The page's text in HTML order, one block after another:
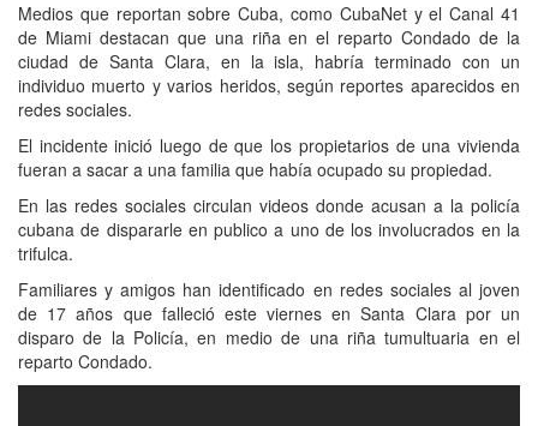
Medios que reportan sobre Cuba, como CubaNet y el Canal 41
de Miami destacan que una riña en el reparto Condado de la
ciudad de Santa Clara, en la isla, habría terminado con un
individuo muerto y varios heridos, según reportes aparecidos en
redes sociales.
El incidente inició luego de que los propietarios de una vivienda
fueran a sacar a una familia que había ocupado su propiedad.
En las redes sociales circulan videos donde acusan a la policía
cubana de dispararle en publico a uno de los involucrados en la
trifulca.
Familiares y amigos han identificado en redes sociales al joven
de 17 años que falleció este viernes en Santa Clara por un
disparo de la Policía, en medio de una riña tumultuaria en el
reparto Condado.